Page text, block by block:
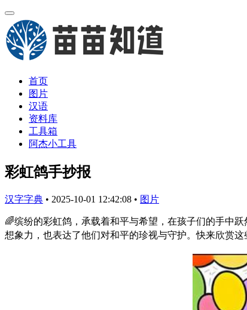
首页
图片
汉语
资料库
工具箱
阿杰小工具
彩虹鸽手抄报
汉字字典 • 2025-10-01 12:42:08 • 图片
🌈缤纷的彩虹鸽，承载着和平与希望，在孩子们的手中
想象力，也表达了他们对和平的珍视与守护。快来欣赏